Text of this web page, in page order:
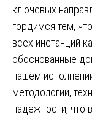
ключевых
гордимся тем,
всех инстанций
обоснованные
нашем
методологии,
надежности, что